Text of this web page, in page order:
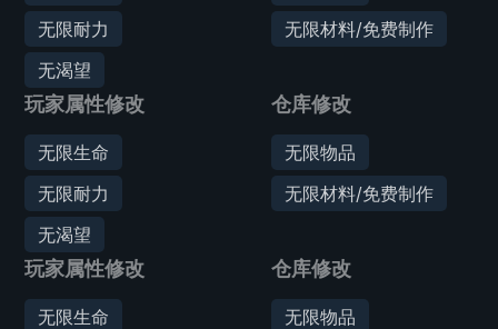
无限耐力
无渴望
无限材料/免费制作
玩家属性修改
无限生命
无限耐力
无渴望
仓库修改
无限物品
无限材料/免费制作
玩家属性修改
无限生命
仓库修改
无限物品